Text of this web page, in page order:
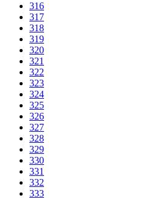
316
317
318
319
320
321
322
323
324
325
326
327
328
329
330
331
332
333